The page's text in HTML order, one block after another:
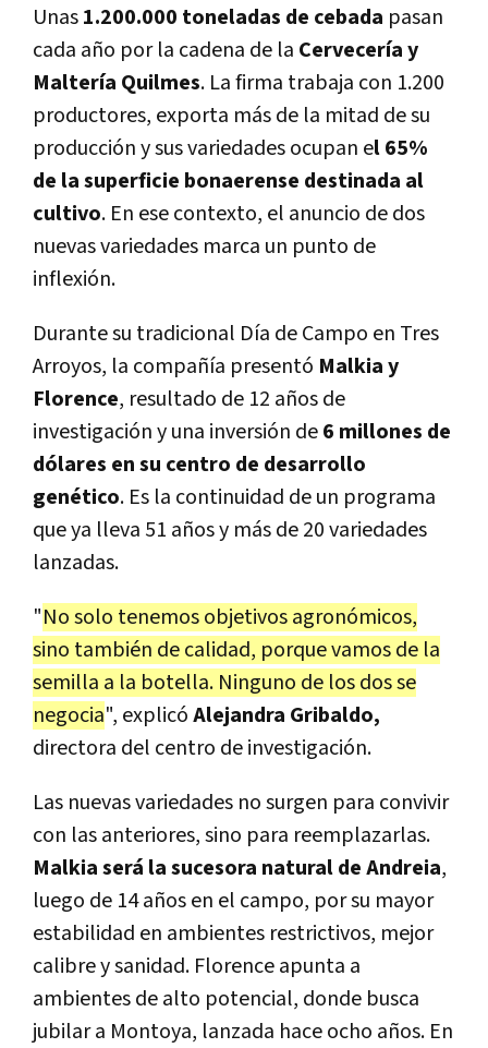
Unas1.200.000 toneladas de cebada pasan
cada año por la cadena de la Cervecería y
Maltería Quilmes. La firma trabaja con 1.200
productores, exporta más de la mitad de su
producción y sus variedades ocupan el 65%
de la superficie bonaerense destinada al
cultivo. En ese contexto, el anuncio de dos
nuevas variedades marca un punto de
inflexión.
Durante su tradicional Día de Campo en Tres
Arroyos, la compañía presentó Malkia y
Florence, resultado de 12 años de
investigación y una inversión de6 millones de
dólares en su centro de desarrollo
genético. Es la continuidad de un programa
que ya lleva 51 años y más de 20 variedades
lanzadas.
"No solo tenemos objetivos agronómicos,
sino también de calidad, porque vamos de la
semilla a la botella. Ninguno de los dos se
negocia", explicóAlejandra Gribaldo,
directora del centro de investigación.
Las nuevas variedades no surgen para convivir
con las anteriores, sino para reemplazarlas.
Malkia será la sucesora natural de Andreia,
luego de 14 años en el campo, por su mayor
estabilidad en ambientes restrictivos, mejor
calibre y sanidad. Florence apunta a
ambientes de alto potencial, donde busca
jubilar a Montoya, lanzada hace ocho años. En